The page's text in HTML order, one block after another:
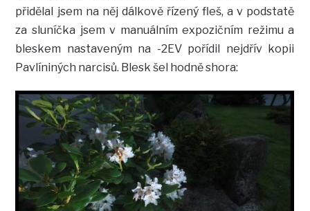
přidělal jsem na něj dálkově řízený fleš, a v podstatě
za sluníčka jsem v manuálním expozičním režimu a
bleskem nastaveným na -2EV pořídil nejdřív kopii
Pavlíniných narcisů. Blesk šel hodně shora: